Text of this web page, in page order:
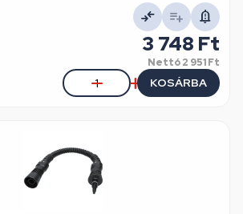
3 748 Ft
Nettó2 951 Ft
KOSÁRBA